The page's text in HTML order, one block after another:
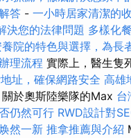
答 - 一小時居家清潔的
決您的法律問題 多樣化
院的特色與選擇，為長
理流程 實際上，醫生隻
址，確保網路安全 高雄
關於奧斯陸樂隊的Max 台
仍然可行 RWD設計對
然一新 推拿推薦與介紹